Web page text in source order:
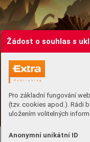
Žádost o souhlas s
Pro základní fungování
(tzv. cookies apod.). Rádi
uložením volitelných
Anonymní unikátní ID